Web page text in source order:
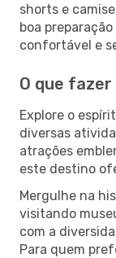
shorts e
boa
confortável e
O que fazer
Explore o
diversas
atrações
este destino
Mergulhe na
visitando
com a
Para quem